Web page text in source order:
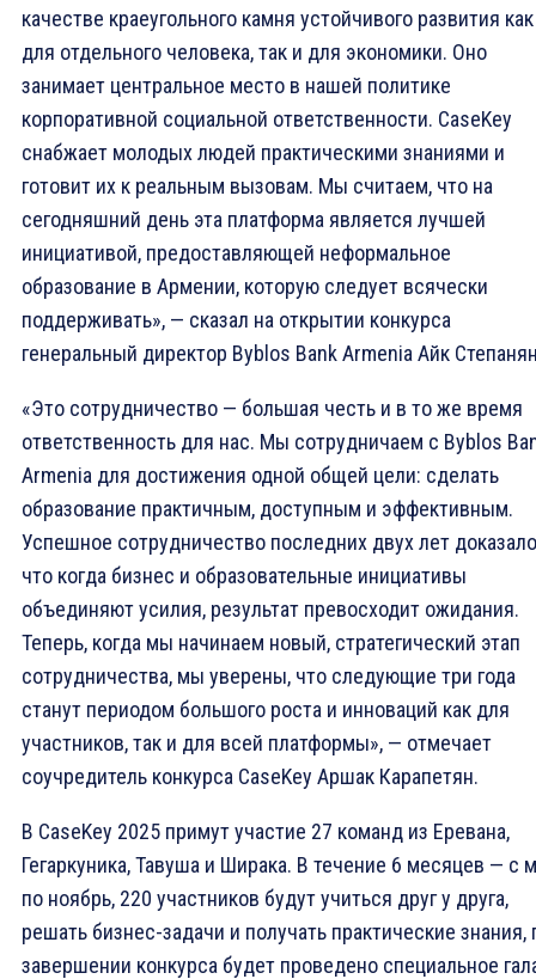
качестве краеугольного камня устойчивого развития как
для отдельного человека, так и для экономики. Оно
занимает центральное место в нашей политике
корпоративной социальной ответственности. CaseKey
снабжает молодых людей практическими знаниями и
готовит их к реальным вызовам. Мы считаем, что на
сегодняшний день эта платформа является лучшей
инициативой, предоставляющей неформальное
образование в Армении, которую следует всячески
поддерживать», — сказал на открытии конкурса
генеральный директор Byblos Bank Armenia Айк
«Это сотрудничество — большая честь и в то же время
ответственность для нас. Мы сотрудничаем с Byblos
Armenia для достижения одной общей цели: сделать
образование практичным, доступным и эффективным.
Успешное сотрудничество последних двух лет
что когда бизнес и образовательные инициативы
объединяют усилия, результат превосходит ожидания.
Теперь, когда мы начинаем новый, стратегический этап
сотрудничества, мы уверены, что следующие три года
станут периодом большого роста и инноваций как для
участников, так и для всей платформы», — отмечает
соучредитель конкурса CaseKey Аршак Карапетян.
В CaseKey 2025 примут участие 27 команд из Еревана,
Гегаркуника, Тавуша и Ширака. В течение 6 месяцев — с
по ноябрь, 220 участников будут учиться друг у друга,
решать бизнес-задачи и получать практические знания,
завершении конкурса будет проведено специальное